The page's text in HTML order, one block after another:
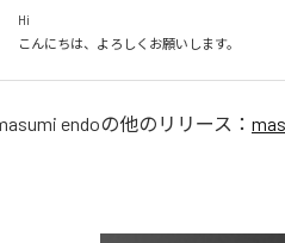
Hi
こんにちは、よろしくお願いします。
endoの他のリリース：